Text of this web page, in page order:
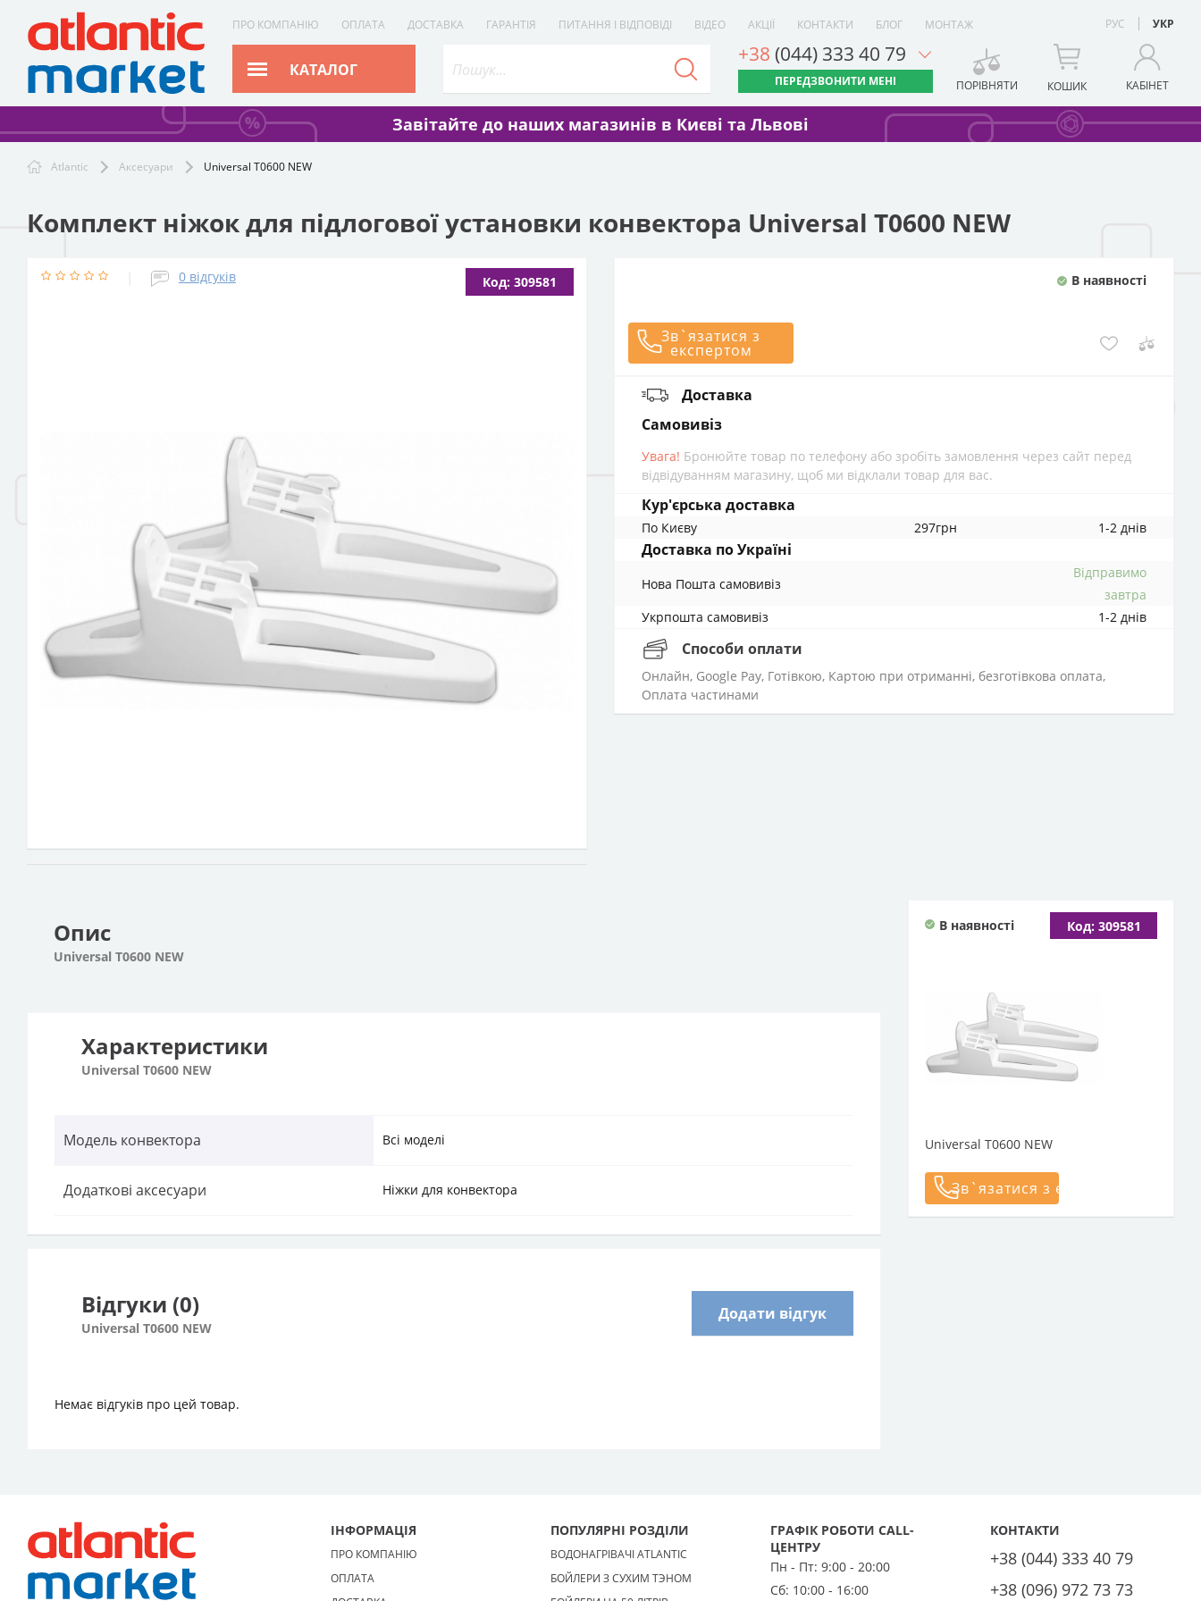
ПРО КОМПАНІЮ ОПЛАТА ДОСТАВКА ГАРАНТІЯ ПИТАННЯ І ВІДПОВІДІ ВІДЕО АКЦІЇ КОНТАКТИ БЛОГ МОНТАЖ РУС УКР
КАТАЛОГ
+38 (044) 333 40 79
ПЕРЕДЗВОНИТИ МЕНІ ПОРІВНЯТИ КОШИК КАБІНЕТ
Завітайте до наших магазинів в Києві та Львові
Atlantic Аксесуари Universal Т0600 NEW
Комплект ніжок для підлогової установки конвектора Universal Т0600 NEW
0 відгуків Код: 309581 В наявності
Зв`язатися з
експертом
Доставка
cамовивіз
Увага! Бронюйте товар по телефону або зробіть замовлення через сайт перед
відвідуванням магазину, щоб ми відклали товар для вас.
Кур'єрська доставка
По Києву 297грн 1-2 днів
Доставка по Україні
Нова Пошта cамовивіз
Відправимо
завтра
Укрпошта cамовивіз
1-2 днів
Способи оплати
Онлайн, Google Pay, Готівкою, Картою при отриманні, безготівкова оплата,
Оплата частинами
Опис
Universal Т0600 NEW
Характеристики
Universal Т0600 NEW
Модель конвектора Всі моделі
Додаткові аксесуари Ніжки для конвектора
Відгуки (0)
Universal Т0600 NEW
Додати відгук
Немає відгуків про цей товар.
В наявності Код: 309581
Universal Т0600 NEW
Зв`язатися з експертом
ІНФОРМАЦІЯ
ПРО КОМПАНІЮ
ОПЛАТА
ПОПУЛЯРНІ РОЗДІЛИ
ВОДОНАГРІВАЧІ ATLANTIC
БОЙЛЕРИ З СУХИМ ТЭНОМ
ГРАФІК РОБОТИ CALL-
ЦЕНТРУ
Пн - Пт: 9:00 - 20:00
Сб: 10:00 - 16:00
КОНТАКТИ
+38 (044) 333 40 79
+38 (096) 972 73 73